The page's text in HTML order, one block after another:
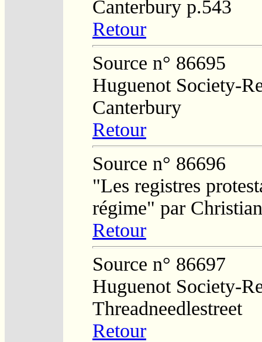
Canterbury p.543
Retour
Source n° 86695
Huguenot Society-
Canterbury
Retour
Source n° 86696
"Les registres
régime" par
Retour
Source n° 86697
Huguenot Society-
Threadneedlestreet
Retour